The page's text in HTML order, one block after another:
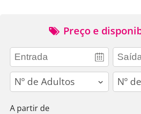
Preço e
adults children
A partir de